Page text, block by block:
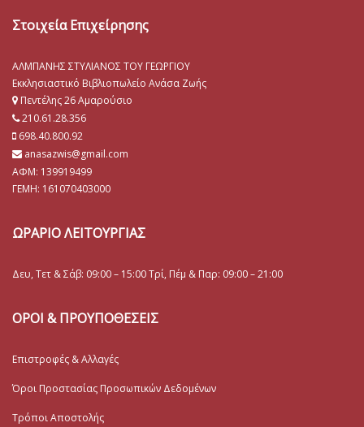
Στοιχεία Επιχείρησης
ΑΛΜΠΑΝΗΣ ΣΤΥΛΙΑΝΟΣ ΤΟΥ ΓΕΩΡΓΙΟΥ
Εκκλησιαστικό Βιβλιοπωλείο Ανάσα Ζωής
Πεντέλης 26 Αμαρούσιο
210.61.28.356
698.40.800.92
anasazwis@gmail.com
ΑΦΜ: 139919499
ΓΕΜΗ: 161070403000
ΩΡΑΡΙΟ ΛΕΙΤΟΥΡΓΙΑΣ
Δευ, Τετ & Σάβ: 09:00 – 15:00 Τρί, Πέμ & Παρ: 09:00 – 21:00
ΟΡΟΙ & ΠΡΟΥΠΟΘΕΣΕΙΣ
Επιστροφές & Αλλαγές
Όροι Προστασίας Προσωπικών Δεδομένων
Τρόποι Αποστολής